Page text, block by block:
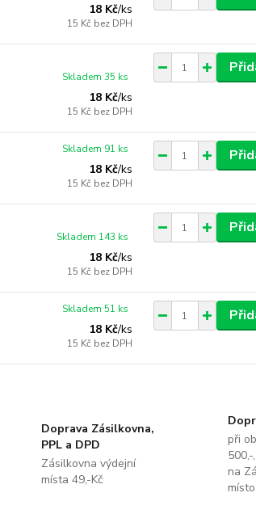
18 Kč/ks
15 Kč bez DPH
18 Kč/ks
15 Kč bez DPH
Skladem 35 ks
18 Kč/ks
15 Kč bez DPH
Skladem 91 ks
18 Kč/ks
15 Kč bez DPH
Skladem 143 ks
18 Kč/ks
15 Kč bez DPH
Skladem 51 ks
Doprava Zásilkovna,
PPL a DPD
Zásilkovna výdejní
místa 49,-Kč
při
na
místo